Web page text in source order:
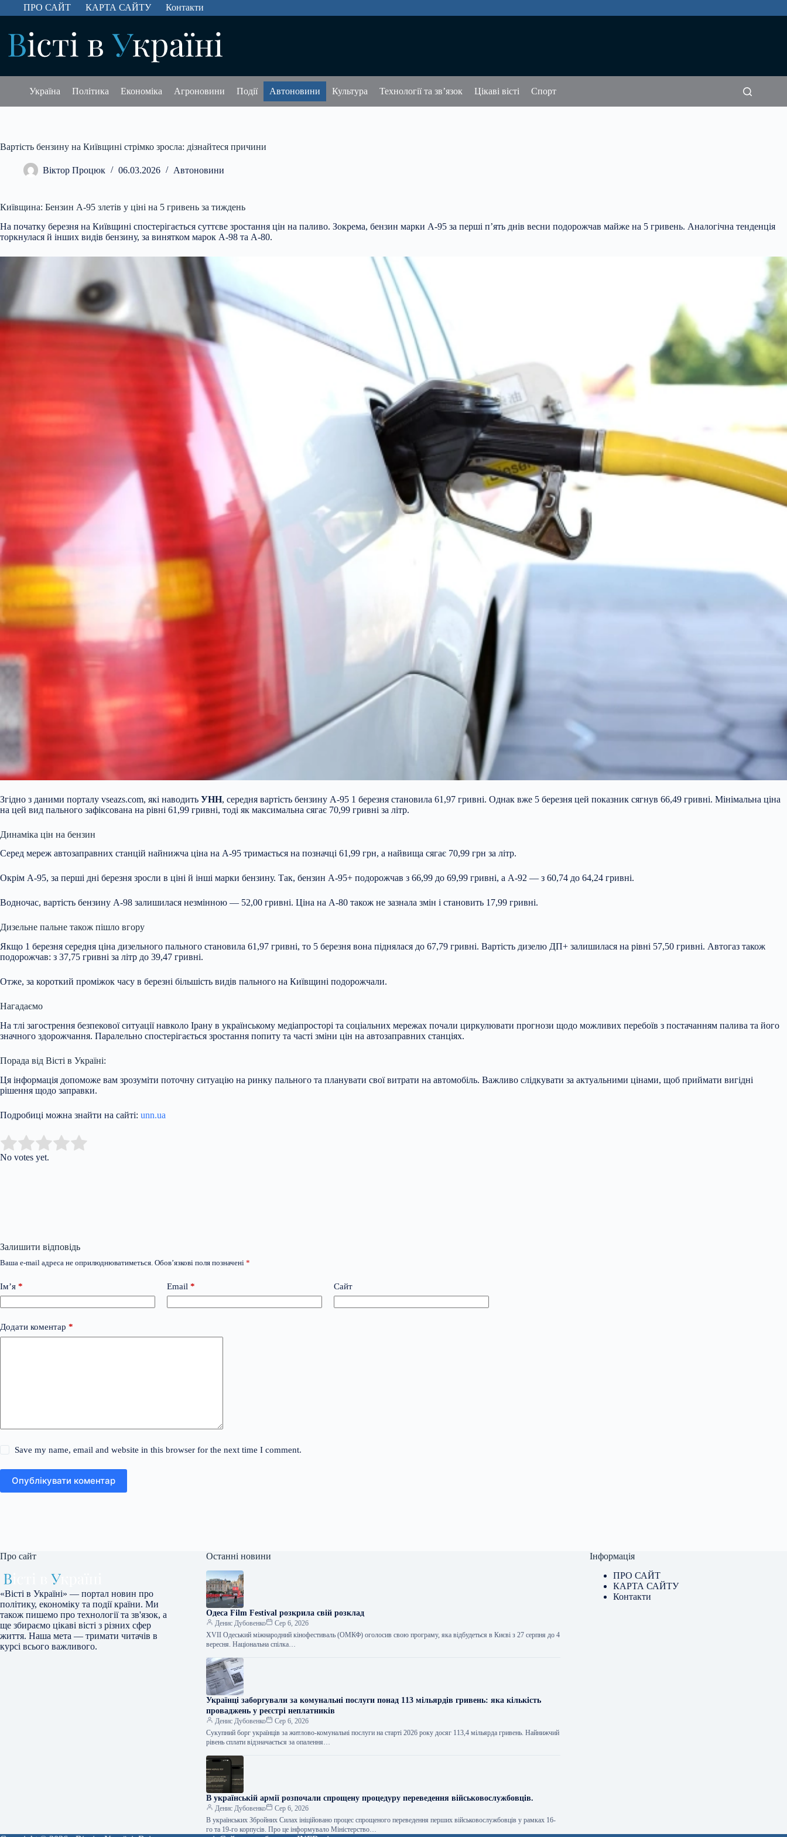
Перейти
до
ПРО САЙТ КАРТА САЙТУ Контакти
Україна Політика Економіка Агроновини Події Автоновини Культура Технології та зв’язок Цікаві вісті Спорт
Вартість бензину на Київщині стрімко зросла: дізнайтеся причини
Віктор Процюк 06.03.2026 Автоновини
Київщина: Бензин А-95 злетів у ціні на 5 гривень за тиждень
На початку березня на Київщині спостерігається суттєве зростання цін на паливо. Зокрема, бензин марки А-95 за перші п’ять днів весни подорожчав майже на 5 гривень. Аналогічна тенденція
торкнулася й інших видів бензину, за винятком марок А-98 та А-80.
Згідно з даними порталу vseazs.com, які наводить УНН, середня вартість бензину А-95 1 березня становила 61,97 гривні. Однак вже 5 березня цей показник сягнув 66,49 гривні. Мінімальна ціна
на цей вид пального зафіксована на рівні 61,99 гривні, тоді як максимальна сягає 70,99 гривні за літр.
Динаміка цін на бензин
Серед мереж автозаправних станцій найнижча ціна на А-95 тримається на позначці 61,99 грн, а найвища сягає 70,99 грн за літр.
Окрім А-95, за перші дні березня зросли в ціні й інші марки бензину. Так, бензин А-95+ подорожчав з 66,99 до 69,99 гривні, а А-92 — з 60,74 до 64,24 гривні.
Водночас, вартість бензину А-98 залишилася незмінною — 52,00 гривні. Ціна на А-80 також не зазнала змін і становить 17,99 гривні.
Дизельне пальне також пішло вгору
Якщо 1 березня середня ціна дизельного пального становила 61,97 гривні, то 5 березня вона піднялася до 67,79 гривні. Вартість дизелю ДП+ залишилася на рівні 57,50 гривні. Автогаз також
подорожчав: з 37,75 гривні за літр до 39,47 гривні.
Отже, за короткий проміжок часу в березні більшість видів пального на Київщині подорожчали.
Нагадаємо
На тлі загострення безпекової ситуації навколо Ірану в українському медіапросторі та соціальних мережах почали циркулювати прогнози щодо можливих перебоїв з постачанням палива та його
значного здорожчання. Паралельно спостерігається зростання попиту та часті зміни цін на автозаправних станціях.
Порада від Вісті в Україні:
Ця інформація допоможе вам зрозуміти поточну ситуацію на ринку пального та планувати свої витрати на автомобіль. Важливо слідкувати за актуальними цінами, щоб приймати вигідні
рішення щодо заправки.
Подробиці можна знайти на сайті: unn.ua
Rate this item:
No votes yet.
Залишити відповідь
Ваша e-mail адреса не оприлюднюватиметься. Обов’язкові поля позначені *
Ім’я * Email * Сайт
Додати коментар *
Save my name, email and website in this browser for the next time I comment.
Опублікувати коментар
Про сайт
«Вісті в Україні» — портал новин про
політику, економіку та події країни. Ми
також пишемо про технології та зв'язок, а
ще збираємо цікаві вісті з різних сфер
життя. Наша мета — тримати читачів в
курсі всього важливого.
Останні новини
Одеса Film Festival розкрила свій розклад
Денис Дубовенко
Сер 6, 2026
XVII Одеський міжнародний кінофестиваль (ОМКФ) оголосив свою програму, яка відбудеться в Києві з 27 серпня до 4
вересня. Національна спілка…
Українці заборгували за комунальні послуги понад 113 мільярдів гривень: яка кількість
проваджень у реєстрі неплатників
Денис Дубовенко
Сер 6, 2026
Сукупний борг українців за житлово-комунальні послуги на старті 2026 року досяг 113,4 мільярда гривень. Найнижчий
рівень сплати відзначається за опалення…
В українській армії розпочали спрощену процедуру переведення військовослужбовців.
Денис Дубовенко
Сер 6, 2026
В українських Збройних Силах ініційовано процес спрощеного переведення перших військовослужбовців у рамках 16-
го та 19-го корпусів. Про це інформувало Міністерство…
Інформація
ПРО САЙТ
КАРТА САЙТУ
Контакти